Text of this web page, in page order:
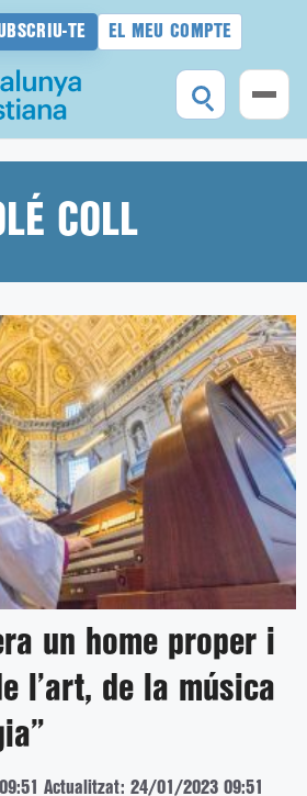
TE EL MEU COMPTE
COLL
un home proper i
l’art, de la música
Actualitzat: 24/01/2023 09:51